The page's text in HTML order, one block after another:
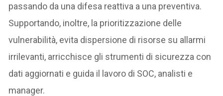
passando da una difesa reattiva a una preventiva.
Supportando, inoltre, la prioritizzazione delle
vulnerabilità, evita dispersione di risorse su allarmi
irrilevanti, arricchisce gli strumenti di sicurezza con
dati aggiornati e guida il lavoro di SOC, analisti e
manager.